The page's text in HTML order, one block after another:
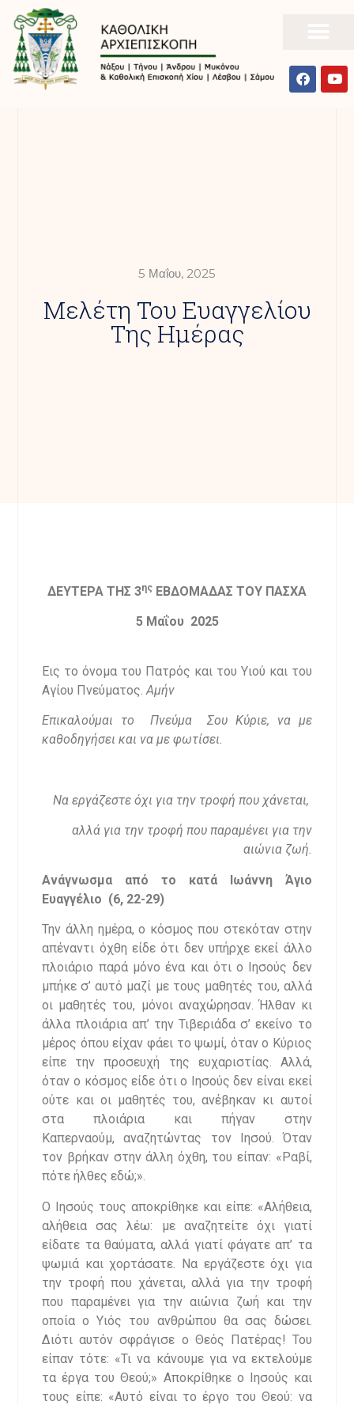
5 Μαΐου, 2025
Mελέτη Του Ευαγγελίου
Της Ημέρας
ΔΕΥΤΕΡΑ ΤΗΣ 3ης ΕΒΔΟΜΑΔΑΣ ΤΟΥ ΠΑΣΧΑ
5Μαΐου 2025
Εις το όνομα του Πατρός και του Υιού και του
Αγίου Πνεύματος.Αμήν
Επικαλούμαι το Πνεύμα Σου Κύριε, να με
καθοδηγήσει και να με φωτίσει.
Να εργάζεστε όχι για την τροφή που χάνεται,
αλλά για την τροφή που παραμένει για την
αιώνια ζωή.
Ανάγνωσμα από το κατά Ιωάννη Άγιο
Ευαγγέλιο (6, 22-29)
​Την άλλη ημέρα, ο κόσμος που στεκόταν στην
απέναντι όχθη είδε ότι δεν υπήρχε εκεί άλλο
πλοιάριο παρά μόνο ένα και ότι ο Ιησούς δεν
μπήκε σ’ αυτό μαζί με τους μαθητές του, αλλά
οι μαθητές του, μόνοι αναχώρησαν. Ήλθαν κι
άλλα πλοιάρια απ’ την Τιβεριάδα σ’ εκείνο το
μέρος όπου είχαν φάει το ψωμί, όταν ο Κύριος
είπε την προσευχή της ευχαριστίας. Αλλά,
όταν ο κόσμος είδε ότι ο Ιησούς δεν είναι εκεί
ούτε και οι μαθητές του, ανέβηκαν κι αυτοί
στα πλοιάρια και πήγαν στην
Καπερναούμ, αναζητώντας τον Ιησού. Όταν
τον βρήκαν στην άλλη όχθη, του είπαν: «Ραβί,
πότε ήλθες εδώ;».
​Ο Ιησούς τους αποκρίθηκε και είπε: «Αλήθεια,
αλήθεια σας λέω: με αναζητείτε όχι γιατί
είδατε τα θαύματα, αλλά γιατί φάγατε απ’ τα
ψωμιά και χορτάσατε. Να εργάζεστε όχι για
την τροφή που χάνεται, αλλά για την τροφή
που παραμένει για την αιώνια ζωή και την
οποία ο Υιός του ανθρώπου θα σας δώσει.
Διότι αυτόν σφράγισε ο Θεός Πατέρας! Του
είπαν τότε: «Τι να κάνουμε για να εκτελούμε
τα έργα του Θεού;» Αποκρίθηκε ο Ιησούς και
τους είπε: «Αυτό είναι το έργο του Θεού: να